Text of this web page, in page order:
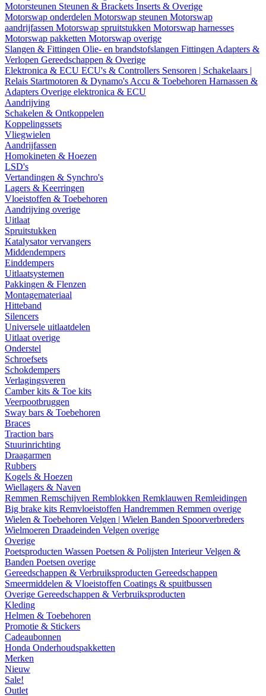
Motorsteunen Steunen & Brackets Inserts & Overige
Motorswap onderdelen Motorswap steunen Motorswap
aandrijfassen Motorswap spruitstukken Motorswap harnesses
Motorswap pakketten Motorswap overige
Slangen & Fittingen Olie- en brandstofslangen Fittingen Adapters &
Verlopen Gereedschappen & Overige
Elektronica & ECU ECU's & Controllers Sensoren | Schakelaars |
Relais Startmotoren & Dynamo's Accu & Toebehoren Harnassen &
Adapters Overige elektronica & ECU
Aandrijving
Schakelen & Ontkoppelen
Koppelingssets
Vliegwielen
Aandrijfassen
Homokineten & Hoezen
LSD's
Vertandingen & Synchro's
Lagers & Keerringen
Vloeistoffen & Toebehoren
Aandrijving overige
Uitlaat
Spruitstukken
Katalysator vervangers
Middendempers
Einddempers
Uitlaatsystemen
Pakkingen & Flenzen
Montagemateriaal
Hitteband
Silencers
Universele uitlaatdelen
Uitlaat overige
Onderstel
Schroefsets
Schokdempers
Verlagingsveren
Camber kits & Toe kits
Veerpootbruggen
Sway bars & Toebehoren
Braces
Traction bars
Stuurinrichting
Draagarmen
Rubbers
Kogels & Hoezen
Wiellagers & Naven
Remmen Remschijven Remblokken Remklauwen Remleidingen
Big brake kits Remvloeistoffen Handremmen Remmen overige
Wielen & Toebehoren Velgen | Wielen Banden Spoorverbreders
Wielmoeren Draadeinden Velgen overige
Overige
Poetsproducten Wassen Poetsen & Polijsten InterieurVelgen &
Banden Poetsen overige
Gereedschappen & Verbruiksproducten Gereedschappen
Smeermiddelen & Vloeistoffen Coatings & spuitbussen
Overige Gereedschappen & Verbruiksproducten
Kleding
Helmen & Toebehoren
Promotie & Stickers
Cadeaubonnen
Honda Onderhoudspakketten
Merken
Nieuw
Sale!
Outlet